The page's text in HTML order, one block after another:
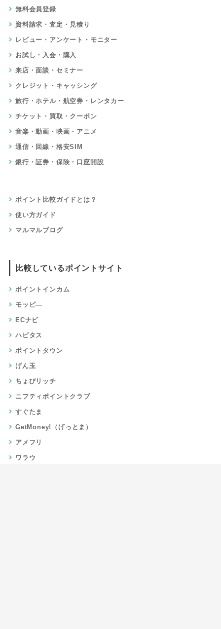
無料会員登録
資料請求・査定・見積り
レビュー・アンケート・モニター
お試し・入会・購入
来店・面談・セミナー
クレジット・キャッシング
旅行・ホテル・航空券・レンタカー
チケット・買取・クーポン
音楽・動画・映画・アニメ
通信・回線・格安SIM
銀行・証券・保険・口座開設
ポイント比較ガイドとは？
使い方ガイド
マルマルブログ
比較しているポイントサイト
ポイントインカム
モッピ―
ECナビ
ハピタス
ポイントタウン
げん玉
ちょびリッチ
ニフティポイントクラブ
すぐたま
GetMoney!（げっとま）
アメフリ
ワラウ